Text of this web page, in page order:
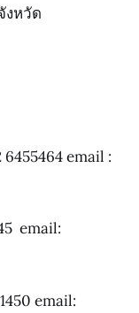
งหวัด
email :
email:
email: